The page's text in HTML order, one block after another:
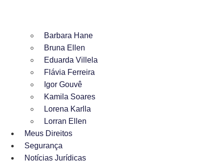
Barbara Hane
Bruna Ellen
Eduarda Villela
Flávia Ferreira
Igor Gouvê
Kamila Soares
Lorena Karlla
Lorran Ellen
Meus Direitos
Segurança
Notícias Jurídicas